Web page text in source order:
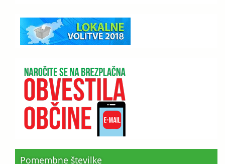
Pomembne številke